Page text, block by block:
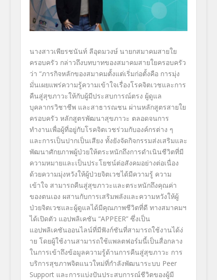
นางสาวเพียรชนันท์ ลีอุดมวงษ์ นายกสมาคมสายใย
ครอบครัว กล่าวถึงบทบาทของสมาคมสายใยครอบครัว
ว่า “ภารกิจหลักของสมาคมตั้งแต่เริ่มก่อตั้งคือ การมุ่ง
มั่นเผยแพร่ความรู้ความเข้าใจเรื่องโรคจิตเวชและการ
คืนสู่สุขภาวะให้กับผู้มีประสบการณ์ตรง ผู้ดูแล
บุคลากรวิชาชีพ และสาธารณชน ผ่านหลักสูตรสายใย
ครอบครัว หลักสูตรพัฒนาสุขภาวะ ตลอดจนการ
ทำงานเพื่อผู้ที่อยู่กับโรคจิตเวชร่วมกับองค์กรต่าง ๆ
และการเป็นปากเป็นเสียง ทั้งยังจัดกิจกรรมส่งเสริมและ
พัฒนาศักยภาพผู้ป่วยให้ตระหนักถึงการดำเนินชีวิตที่มี
ความหมายและเป็นประโยชน์ต่อสังคมอย่างต่อเนื่อง
ด้วยความมุ่งหวังให้ผู้ป่วยจิตเวชได้มีความรู้ ความ
เข้าใจ สามารถคืนสู่สุขภาวะและตระหนักถึงคุณค่า
ของตนเอง ผสานกับการเสริมพลังและความหวังให้ผู้
ป่วยจิตเวชและผู้ดูแลได้มีคุณภาพชีวิตที่ดี ทางสมาคมฯ
ได้เปิดตัว แอปพลิเคชัน “APPEER”ซึ่งเป็น
แอปพลิเคชันออนไลน์ที่มีฟังก์ชันที่สามารถใช้งานได้ง่
าย โดยผู้ใช้งานสามารถใช้แพลตฟอร์มนี้เป็นสื่อกลาง
ในการเข้าถึงข้อมูลความรู้ด้านการคืนสู่สุขภาวะ การ
บริการสุขภาพจิตแนวใหม่ที่กำลังพัฒนาระบบ Peer
Support และการแบ่งปันประสบการณ์ชีวิตของผู้มี